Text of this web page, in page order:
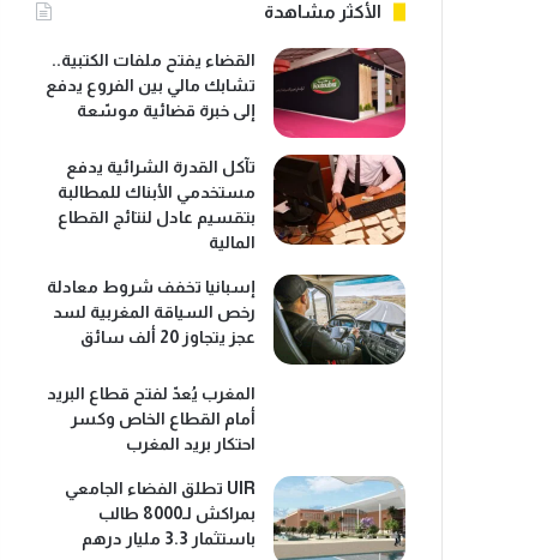
الأكثر مشاهدة
القضاء يفتح ملفات الكتبية..
تشابك مالي بين الفروع يدفع
إلى خبرة قضائية موسّعة
تآكل القدرة الشرائية يدفع
مستخدمي الأبناك للمطالبة
بتقسيم عادل لنتائج القطاع
المالية
إسبانيا تخفف شروط معادلة
رخص السياقة المغربية لسد
عجز يتجاوز 20 ألف سائق
المغرب يُعدّ لفتح قطاع البريد
أمام القطاع الخاص وكسر
احتكار بريد المغرب
UIR تطلق الفضاء الجامعي
بمراكش لـ8000 طالب
باستثمار 3.3 مليار درهم